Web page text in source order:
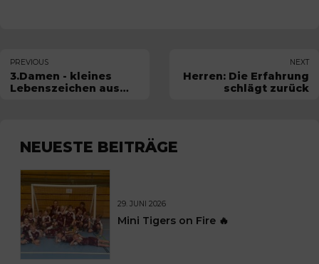
PREVIOUS
3.Damen - kleines
Lebenszeichen aus
NEXT
Herren: Die Erfahrung
schlägt zurück
NEUESTE BEITRÄGE
29. JUNI 2026
Mini Tigers on Fire 🔥